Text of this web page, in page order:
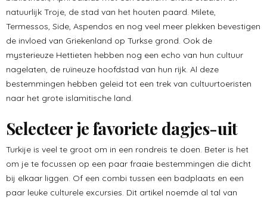
natuurlijk Troje, de stad van het houten paard. Milete,
Termessos, Side, Aspendos en nog veel meer plekken bevestigen
de invloed van Griekenland op Turkse grond. Ook de
mysterieuze Hettieten hebben nog een echo van hun cultuur
nagelaten, de ruïneuze hoofdstad van hun rijk. Al deze
bestemmingen hebben geleid tot een trek van cultuurtoeristen
naar het grote islamitische land.
Selecteer je favoriete dagjes-uit
Turkije is veel te groot om in een rondreis te doen. Beter is het
om je te focussen op een paar fraaie bestemmingen die dicht
bij elkaar liggen. Of een combi tussen een badplaats en een
paar leuke culturele excursies. Dit artikel noemde al tal van